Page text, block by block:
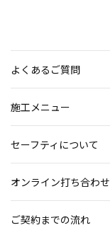
よくあるご質問
施工メニュー
セーフティについて
オンライン打ち合わせ
ご契約までの流れ